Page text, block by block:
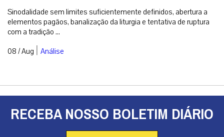
Sinodalidade sem limites suficientemente definidos, abertura a
elementos pagãos, banalização da liturgia e tentativa de ruptura
com a tradição ...
08 / Aug | Análise
RECEBA NOSSO BOLETIM DIÁRIO